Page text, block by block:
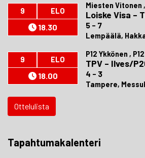
9 ELO
18.30
Miesten Vitonen ,
Loiske Visa –
5 - 7
Lempäälä,
9 ELO
18.00
P12 Ykkönen , P12
TPV – Ilves/
4 - 3
Tampere,
Ottelulista
Tapahtumakalenteri